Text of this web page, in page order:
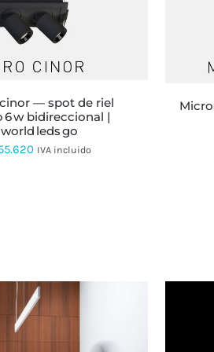
ESTE
PRODUCTO
TIENE
MÚLTIPLES
VARIANTES.
OPCIONES
SE
PUEDEN
ELEGIR
6 w bidireccional |
world leds go
IVA incluido
micro cinor — spot de riel micro